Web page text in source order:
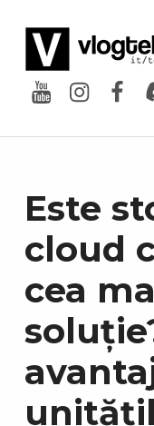
Youtube
Este
cloud
cea